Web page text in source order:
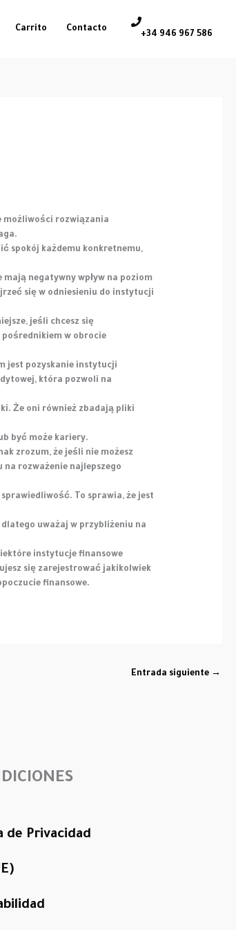
Carrito Contacto
+34 946 967 586
możliwości rozwiązania
spokój każdemu konkretnemu,
negatywny wpływ na poziom
się w odniesieniu do instytucji
jeśli chcesz się
w obrocie
jest pozyskanie instytucji
która pozwoli na
Że oni również zbadają pliki
być może kariery.
zrozum, że jeśli nie możesz
na rozważenie najlepszego
To sprawia, że ​​jest
uważaj w przybliżeniu na
instytucje finansowe
się zarejestrować jakikolwiek
finansowe.
Entrada siguiente →
de Privacidad